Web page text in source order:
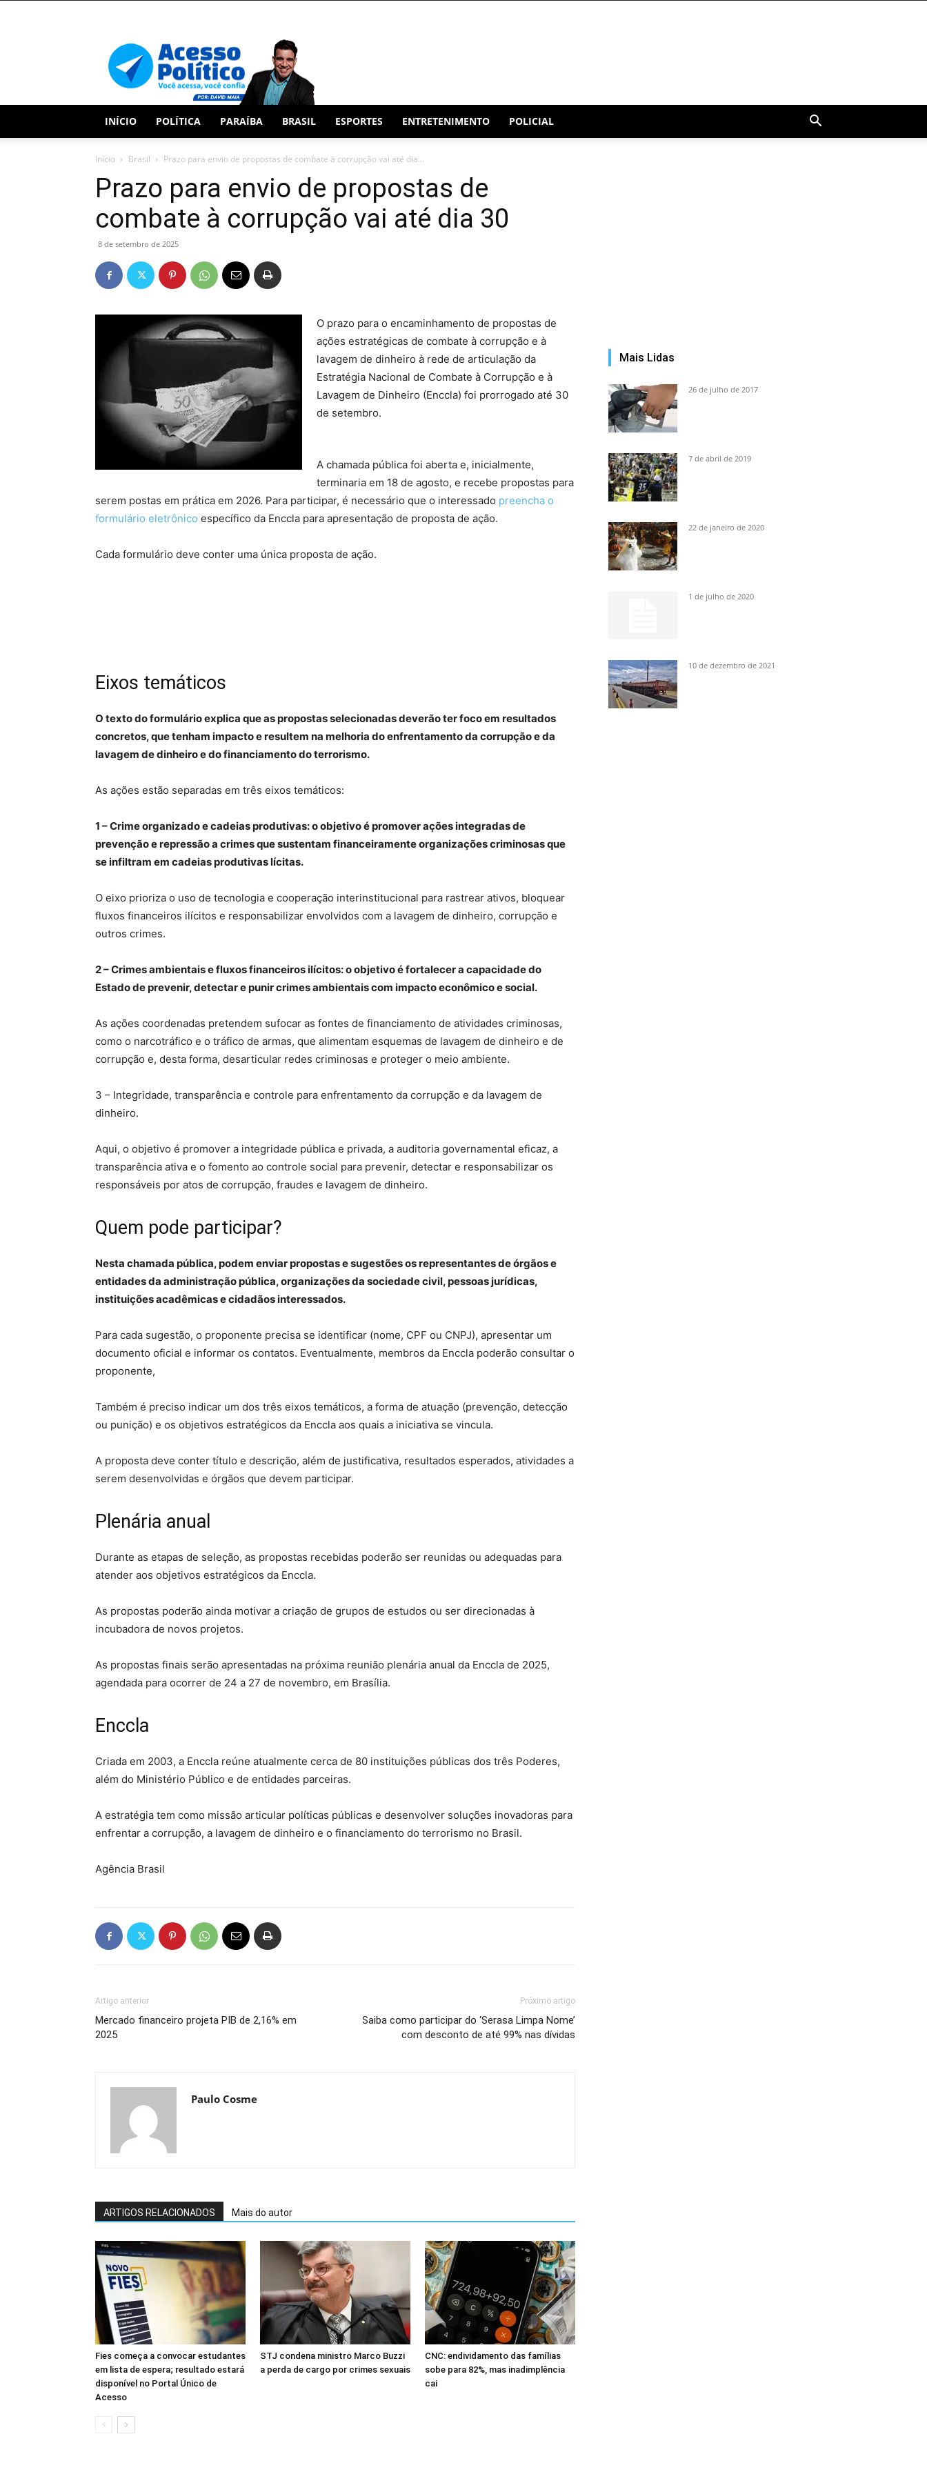
INÍCIO POLÍTICA PARAÍBA BRASIL ESPORTES ENTRETENIMENTO POLICIAL
Início Brasil Prazo para envio de propostas de combate à corrupção vai até dia...
Prazo para envio de propostas de
combate à corrupção vai até dia 30
8 de setembro de 2025
O prazo para o encaminhamento de propostas de
ações estratégicas de combate à corrupção e à
lavagem de dinheiro à rede de articulação da
Estratégia Nacional de Combate à Corrupção e à
Lavagem de Dinheiro (Enccla) foi prorrogado até 30
de setembro.
A chamada pública foi aberta e, inicialmente,
terminaria em 18 de agosto, e recebe propostas para
serem postas em prática em 2026. Para participar, é necessário que o interessado preencha o
formulário eletrônico específico da Enccla para apresentação de proposta de ação.
Cada formulário deve conter uma única proposta de ação.
Eixos temáticos
O texto do formulário explica que as propostas selecionadas deverão ter foco em resultados
concretos, que tenham impacto e resultem na melhoria do enfrentamento da corrupção e da
lavagem de dinheiro e do financiamento do terrorismo.
As ações estão separadas em três eixos temáticos:
1 – Crime organizado e cadeias produtivas: o objetivo é promover ações integradas de
prevenção e repressão a crimes que sustentam financeiramente organizações criminosas que
se infiltram em cadeias produtivas lícitas.
O eixo prioriza o uso de tecnologia e cooperação interinstitucional para rastrear ativos, bloquear
fluxos financeiros ilícitos e responsabilizar envolvidos com a lavagem de dinheiro, corrupção e
outros crimes.
2 – Crimes ambientais e fluxos financeiros ilícitos: o objetivo é fortalecer a capacidade do
Estado de prevenir, detectar e punir crimes ambientais com impacto econômico e social.
As ações coordenadas pretendem sufocar as fontes de financiamento de atividades criminosas,
como o narcotráfico e o tráfico de armas, que alimentam esquemas de lavagem de dinheiro e de
corrupção e, desta forma, desarticular redes criminosas e proteger o meio ambiente.
3 – Integridade, transparência e controle para enfrentamento da corrupção e da lavagem de
dinheiro.
Aqui, o objetivo é promover a integridade pública e privada, a auditoria governamental eficaz, a
transparência ativa e o fomento ao controle social para prevenir, detectar e responsabilizar os
responsáveis por atos de corrupção, fraudes e lavagem de dinheiro.
Quem pode participar?
Nesta chamada pública, podem enviar propostas e sugestões os representantes de órgãos e
entidades da administração pública, organizações da sociedade civil, pessoas jurídicas,
instituições acadêmicas e cidadãos interessados.
Para cada sugestão, o proponente precisa se identificar (nome, CPF ou CNPJ), apresentar um
documento oficial e informar os contatos. Eventualmente, membros da Enccla poderão consultar o
proponente,
Também é preciso indicar um dos três eixos temáticos, a forma de atuação (prevenção, detecção
ou punição) e os objetivos estratégicos da Enccla aos quais a iniciativa se vincula.
A proposta deve conter título e descrição, além de justificativa, resultados esperados, atividades a
serem desenvolvidas e órgãos que devem participar.
Plenária anual
Durante as etapas de seleção, as propostas recebidas poderão ser reunidas ou adequadas para
atender aos objetivos estratégicos da Enccla.
As propostas poderão ainda motivar a criação de grupos de estudos ou ser direcionadas à
incubadora de novos projetos.
As propostas finais serão apresentadas na próxima reunião plenária anual da Enccla de 2025,
agendada para ocorrer de 24 a 27 de novembro, em Brasília.
Enccla
Criada em 2003, a Enccla reúne atualmente cerca de 80 instituições públicas dos três Poderes,
além do Ministério Público e de entidades parceiras.
A estratégia tem como missão articular políticas públicas e desenvolver soluções inovadoras para
enfrentar a corrupção, a lavagem de dinheiro e o financiamento do terrorismo no Brasil.
Agência Brasil
Artigo anterior
Mercado financeiro projeta PIB de 2,16% em
2025
Próximo artigo
Saiba como participar do ‘Serasa Limpa Nome’
com desconto de até 99% nas dívidas
Paulo Cosme
ARTIGOS RELACIONADOS Mais do autor
Fies começa a convocar estudantes
em lista de espera; resultado estará
disponível no Portal Único de
Acesso
STJ condena ministro Marco Buzzi
a perda de cargo por crimes sexuais
CNC: endividamento das famílias
sobe para 82%, mas inadimplência
cai
Mais Lidas
26 de julho de 2017
7 de abril de 2019
22 de janeiro de 2020
1 de julho de 2020
10 de dezembro de 2021